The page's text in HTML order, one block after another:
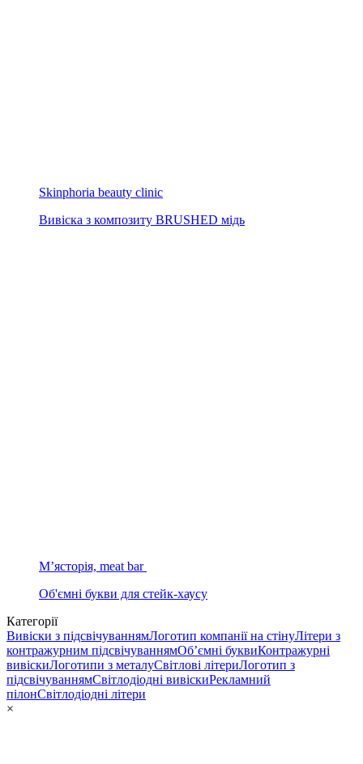
Skinphoria beauty clinic
Вивіска з композиту BRUSHED мідь
М’ясторія, meat bar
Об'ємні букви для стейк-хаусу
Категорії
Вивіски з підсвічуваннямЛоготип компанії на стінуЛітери з
контражурним підсвічуваннямОб’ємні буквиКонтражурні
вивіскиЛоготипи з металуСвітлові літериЛоготип з
підсвічуваннямСвітлодіодні вивіскиРекламний
пілонСвітлодіодні літери
×